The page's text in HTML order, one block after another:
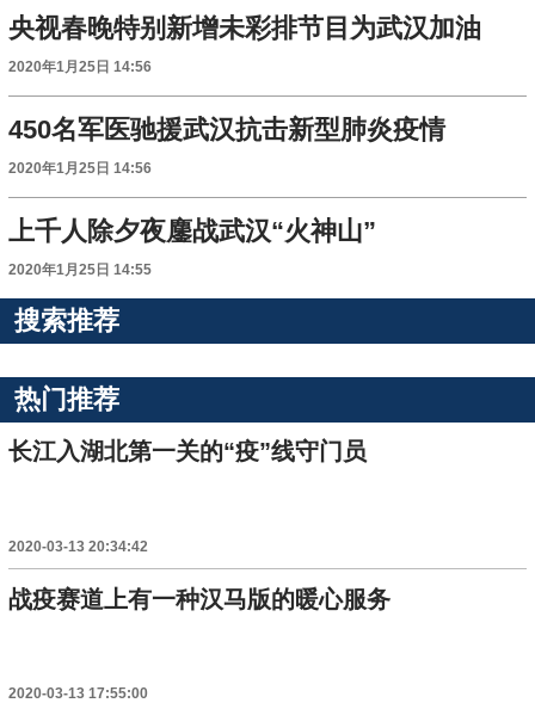
央视春晚特别新增未彩排节目为武汉加油
2020年1月25日 14:56
450名军医驰援武汉抗击新型肺炎疫情
2020年1月25日 14:56
上千人除夕夜鏖战武汉“火神山”
2020年1月25日 14:55
搜索推荐
热门推荐
长江入湖北第一关的“疫”线守门员
2020-03-13 20:34:42
战疫赛道上有一种汉马版的暖心服务
2020-03-13 17:55:00